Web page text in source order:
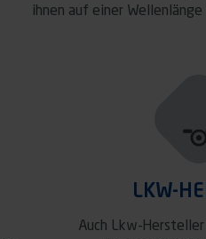
ihnen auf einer Wellenlänge
LKW-
Auch Lkw-